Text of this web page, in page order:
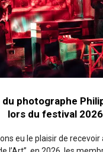
du photographe
lors du festival 2026
eu le plaisir de recevoir